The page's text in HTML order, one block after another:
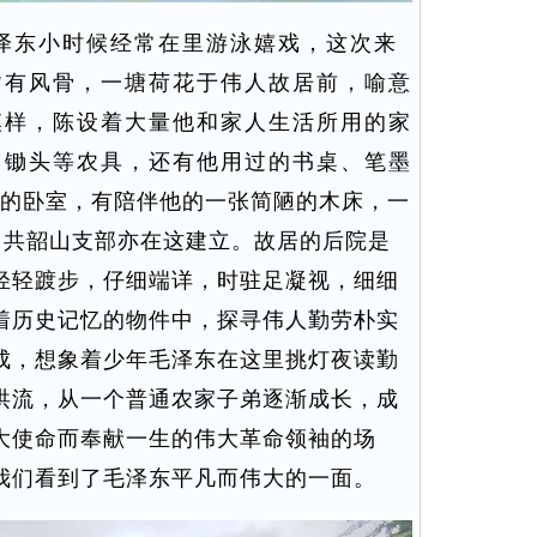
小时候经常在里游泳嬉戏，这次来
风骨，一塘荷花于伟人故居前，喻意
，陈设着大量他和家人生活所用的家
头等农具，还有他用过的书桌、笔墨
卧室，有陪伴他的一张简陋的木床，一
韶山支部亦在这建立。故居的后院是
踱步，仔细端详，时驻足凝视，细细
史记忆的物件中，探寻伟人勤劳朴实
想象着少年毛泽东在这里挑灯夜读勤
，从一个普通农家子弟逐渐成长，成
命而奉献一生的伟大革命领袖的场
看到了毛泽东平凡而伟大的一面。